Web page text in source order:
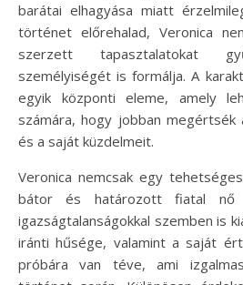
barátai elhagyása miatt
történet előrehalad, Veronica
szerzett tapasztalatokat
személyiségét is formálja. A
egyik központi eleme, amely
számára, hogy jobban
és a saját küzdelmeit.
Veronica nemcsak egy
bátor és határozott fiatal nő
igazságtalanságokkal szemben is
iránti hűsége, valamint a saját
próbára van téve, ami